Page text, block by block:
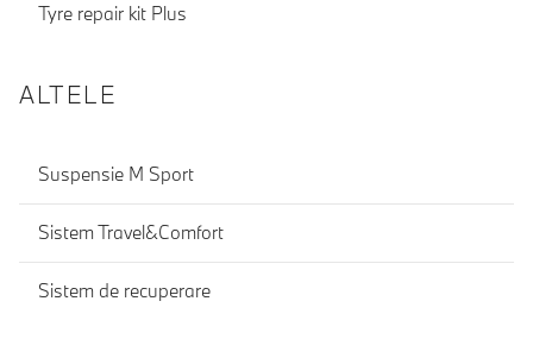
Tyre repair kit Plus
ALTELE
Suspensie M Sport
Sistem Travel&Comfort
Sistem de recuperare